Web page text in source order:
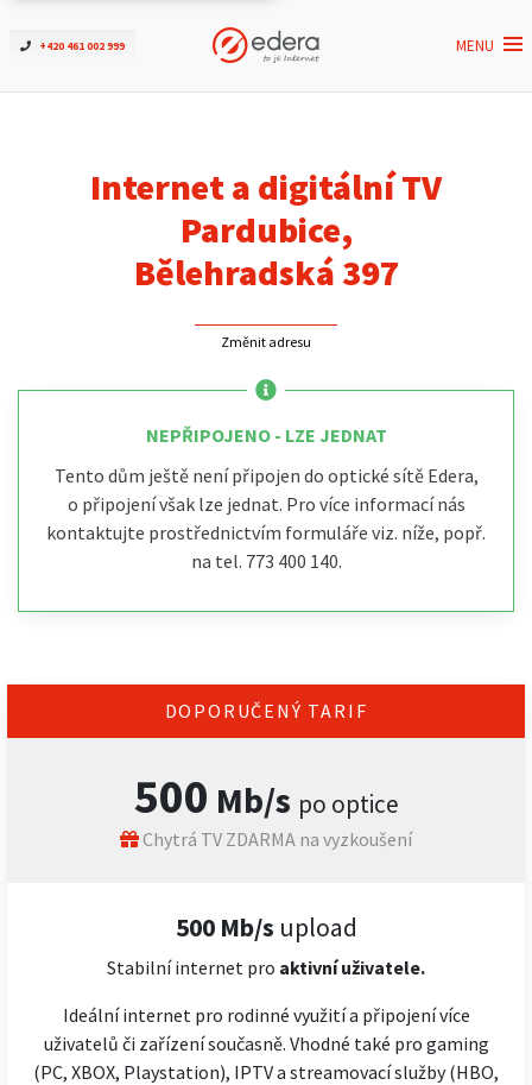
+420 461 002 999 MENU
Ověřit dostupnost
ČEZNET TV
Podpora
Internet a digitální TV
Pardubice,
Bělehradská 397
Změnit adresu
NEPŘIPOJENO - LZE JEDNAT
Tento dům ještě není připojen do optické sítě Edera,
o připojení však lze jednat. Pro více informací nás
kontaktujte prostřednictvím formuláře viz. níže, popř.
na tel. 773 400 140.
DOPORUČENÝ TARIF
500 Mb/s po optice
Chytrá TV ZDARMA na vyzkoušení
500 Mb/s upload
Stabilní internet pro aktivní uživatele.
Ideální internet pro rodinné využití a připojení více
uživatelů či zařízení současně. Vhodné také pro gaming
(PC, XBOX, Playstation), IPTV a streamovací služby (HBO,